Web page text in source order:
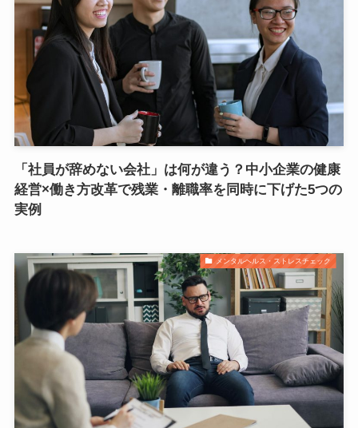
「社員が辞めない会社」は何が違う？中小企業の健康
経営×働き方改革で残業・離職率を同時に下げた5つの
実例
メンタルヘルス・ストレスチェック